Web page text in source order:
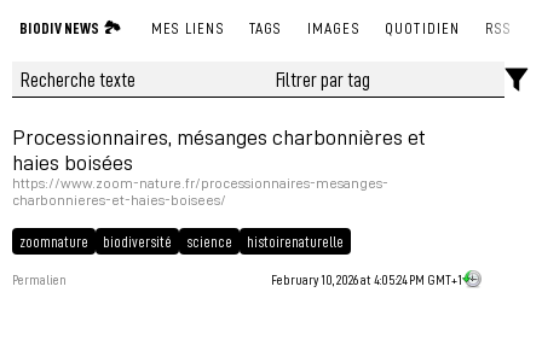
BIODIV NEWS 🏞 MES LIENS TAGS IMAGES QUOTIDIEN RSS
Processionnaires, mésanges charbonnières et
haies boisées
https://www.zoom-nature.fr/processionnaires-mesanges-
charbonnieres-et-haies-boisees/
zoomnature biodiversité science histoirenaturelle
Permalien February 10, 2026 at 4:05:24 PM GMT+1